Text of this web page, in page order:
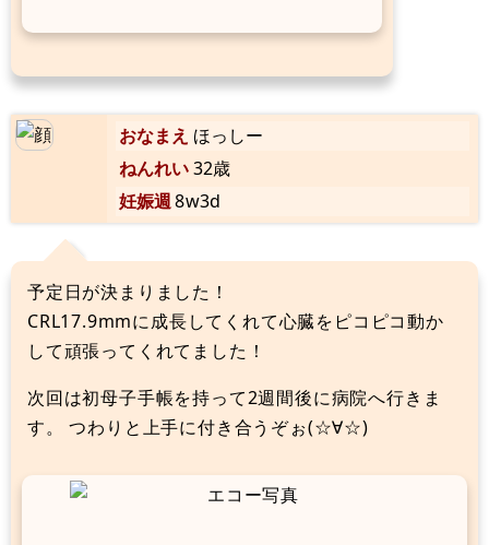
おなまえ ほっしー
ねんれい32歳
妊娠週8w3d
予定日が決まりました！
CRL17.9mmに成長してくれて心臓をピコピコ動か
して頑張ってくれてました！
次回は初母子手帳を持って2週間後に病院へ行きま
す。 つわりと上手に付き合うぞぉ(☆∀☆)